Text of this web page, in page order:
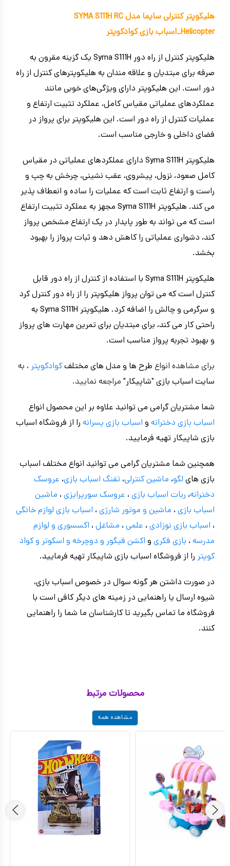
هلیکوپتر کنترلی سایما مدل SYMA S111H RC
Helicopter_اسباب بازی کوادکوپتر
هلیکوپتر کنترل از راه دور Syma S111H یک گزینه مقرون به
صرفه برای مبتدیان و علاقه مندان به هلیکوپترهای کنترل از راه
دور است. این هلیکوپتر دارای ویژگی‌های خوبی مانند
عملکردهای عملیاتی مقیاس کامل، عملکرد تثبیت ارتفاع و
عملیات کنترل از راه دور است. این هلیکوپتر برای پرواز در
فضای داخلی و خارجی مناسب است.
هلیکوپتر Syma S111H دارای عملکردهای عملیاتی در مقیاس
کامل صعود، نزول، پیشروی، عقب نشینی، چرخش به چپ و
راست و ارتفاع ثابت است که عملیات را ساده و انعطاف پذیر
می کند. هلیکوپتر Syma S111H مجهز به عملکرد تثبیت ارتفاع
است که می تواند به طور پایدار در یک ارتفاع مشخص پرواز
کند، دشواری عملیاتی را کاهش دهد و ثبات پرواز را بهبود
بخشد.
هلیکوپتر Syma S111H با استفاده از کنترل از راه دور قابل
کنترل است که می توان پرواز هلیکوپتر را از راه دور کنترل کرد
و سرگرمی و چالش را اضافه کرد. هلیکوپتر Syma S111H به
راحتی کار می کند، برای مبتدیان برای تمرین مهارت های پرواز
و بهبود تجربه پرواز مناسب است.
برای مشاهده انواع طرح ها و مدل های مختلفکوادکوپتر ، به
سایت اسباب بازی "شاپیکار" مراجعه نمایید.
شما مشتریان گرامی می توانید علاوه بر این محصول انواع
اسباب بازی دخترانه و اسباب بازی پسرانه را از فروشگاه اسباب
بازی شاپیکار تهیه فرمایید.
همچنین شما مشتریان گرامی می توانید انواع مختلف اسباب
بازی های لگو، ماشین کنترلی، تفنگ اسباب بازی، عروسک
دخترانه، ربات اسباب بازی ، عروسک سورپرایزی ، ماشین
اسباب بازی ، ماشین و موتور شارژی ، اسباب بازی لوازم خانگی
، اسباب بازی نوزادی ، علمی ، مشاغل ، اکسسوری و لوازم
مدرسه ، بازی فکری و اکشن فیگور و دوچرخه و اسکوتر و کواد
کوپتر را از فروشگاه اسباب بازی شاپیکار تهیه فرمایید.
در صورت داشتن هر گونه سوال در خصوص اسباب بازی،
شیوه ارسال یا راهنمایی در زمینه های دیگر کافی است با
فروشگاه ما تماس بگیرید تا کارشناسان ما شما را راهنمایی
کنند.
محصولات مرتبط
مشاهده همه